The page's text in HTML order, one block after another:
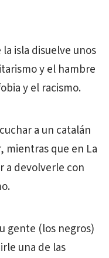
isla disuelve unos
y el hambre
y el racismo.
a un catalán
mientras que en La
a devolverle con
gente (los negros)
una de las